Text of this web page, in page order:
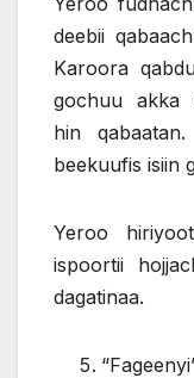
deebii
Karoora
gochuu akka
hin
beekuufis isiin
Yeroo
ispoortii
dagatinaa.